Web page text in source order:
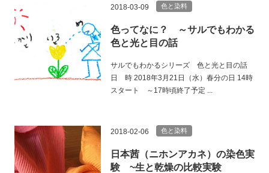
2018-03-09 色と染料
色ってなに？ ～サルでもわかる
色と光と目の話
サルでもわかるシリーズ 色と光と目の話
日 時 2018年3月21日（水）春分の日 14時
スタート ～17時頃終了予定 ...
2018-02-06 色と染料
日本茜（ニホンアカネ）の染色実
験 ~生と乾燥の比較実験